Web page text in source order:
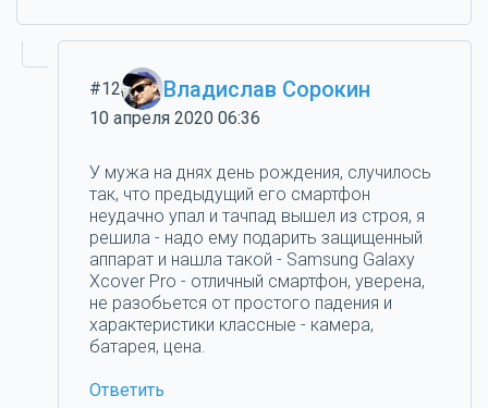
#12 Владислав Сорокин
10 апреля 2020 06:36
У мужа на днях день рождения, случилось
так, что предыдущий его смартфон
неудачно упал и тачпад вышел из строя, я
решила - надо ему подарить защищенный
аппарат и нашла такой - Samsung Galaxy
Xcover Pro - отличный смартфон, уверена,
не разобьется от простого падения и
характеристики классные - камера,
батарея, цена.
Ответить